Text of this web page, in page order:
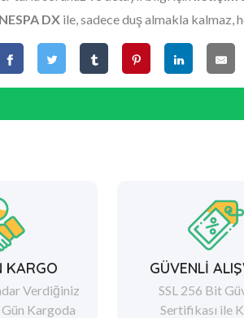
DX ile, sadece duş almakla kalmaz,
KARGO
Verdiğiniz
Kargoda
GÜVENLİ
SSL 256 Bit
Sertifikası ile